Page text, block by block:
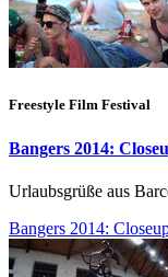
Freestyle Film Festival
Bangers 2014:
Urlaubsgrüße aus
Bangers 2014: